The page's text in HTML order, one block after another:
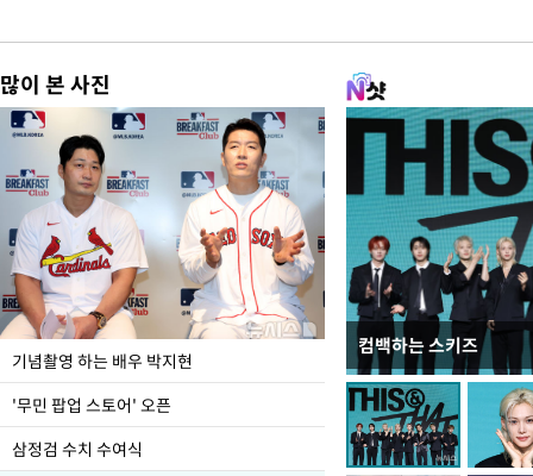
많이 본 사진
기념촬영 하는 배우 박지현
'무민 팝업 스토어' 오픈
삼정검 수치 수여식
컴백하는 스키즈
이 대통령, 국가폭력
가 책임지고 치유"